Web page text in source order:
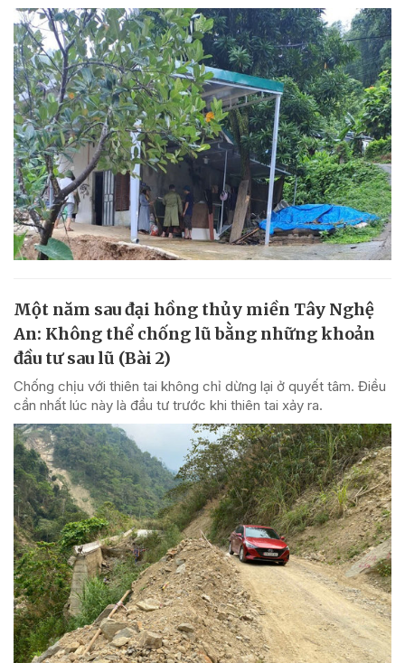
Một năm sau đại hồng thủy miền Tây Nghệ
An: Không thể chống lũ bằng những khoản
đầu tư sau lũ (Bài 2)
Chống chịu với thiên tai không chỉ dừng lại ở quyết tâm. Điều
cần nhất lúc này là đầu tư trước khi thiên tai xảy ra.